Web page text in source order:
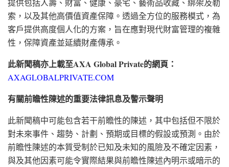
提供包括人壽、財富、健康、豪宅、藝術品收藏、綁架及勒
索，以及其他高價值資產保障。透過全方位的服務模式，為
客戶提供高度個人化的方案，旨在應對現代財富管理的複雜
性，保障資產並延續財產傳承。
此新聞稿亦上載至AXA Global Private的網頁：
AXAGLOBALPRIVATE.COM
有關前瞻性陳述的重要法律訊息及警示聲明
此新聞稿中可能包含若干前瞻性的陳述，其中包括但不限於
對未來事件、趨勢、計劃、預期或目標的假設或預測。由於
前瞻性陳述的本質受制於已知及未知的風險及不確定因素，
與及其他因素可能令實際結果與前瞻性陳述內明示或暗示的